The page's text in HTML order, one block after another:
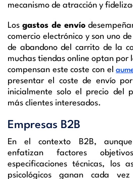
mecanismo de atracción y
Los gastos de envío
comercio electrónico y son uno
de abandono del carrito de la
muchas tiendas online optan
compensan este coste con el
presentar el coste de envío
inicialmente solo el precio del
más clientes interesados.
Empresas B2B
En el contexto B2B,
enfatizan factores
especificaciones técnicas, los
psicológicos ganan cada